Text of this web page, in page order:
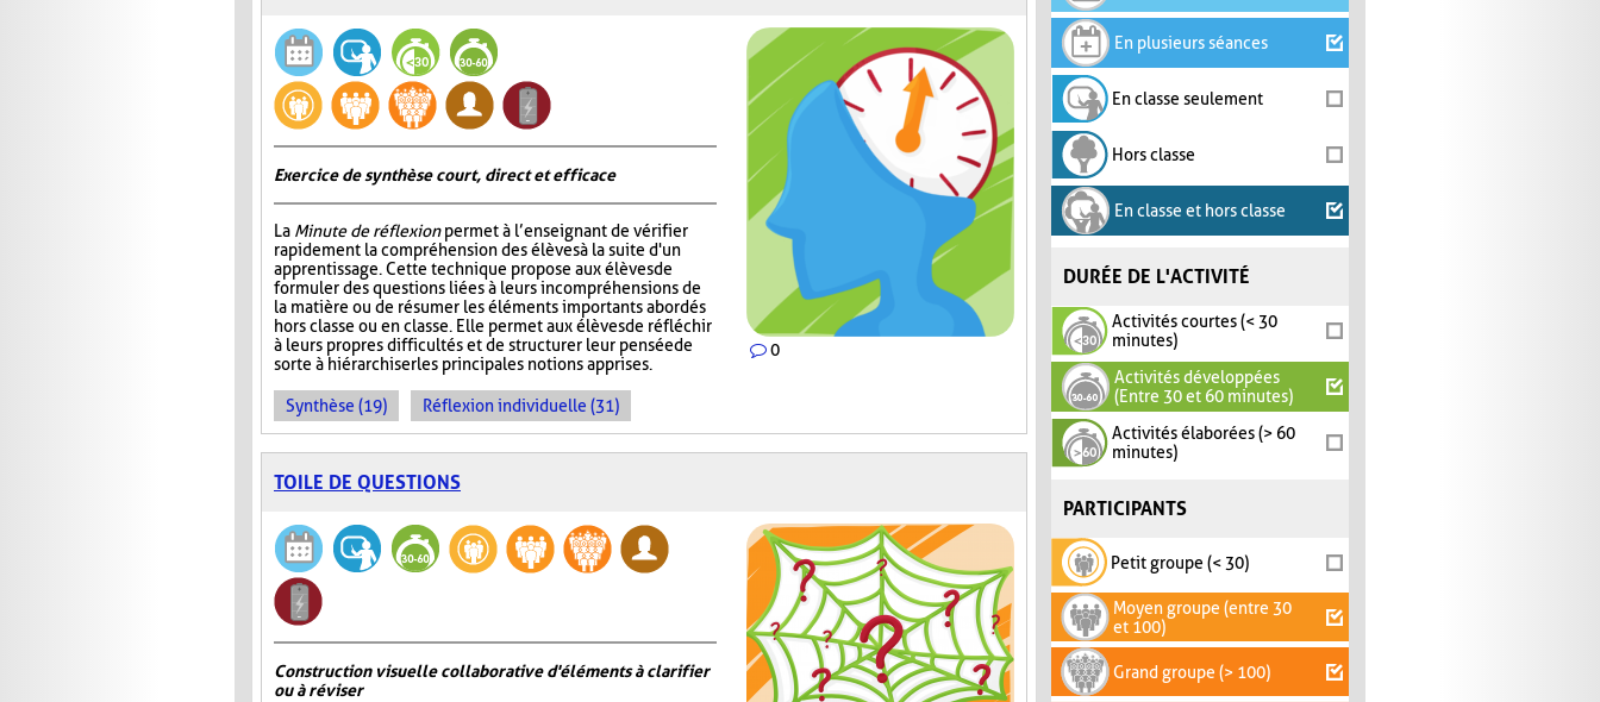
En plusieurs séances
En classe seulement
Hors classe
En classe et hors classe
DURÉE DE L'ACTIVITÉ
Activités courtes (< 30
minutes)
Activités développées
(Entre 30 et 60 minutes)
Activités élaborées (> 60
minutes)
PARTICIPANTS
Petit groupe (< 30)
Moyen groupe (entre 30
et 100)
Grand groupe (> 100)
0
Exercice de synthèse court, direct et efficace
La Minute de réflexionpermet à l’enseignant de vérifier
rapidement la compréhension des élèves à la suite d'un
apprentissage. Cette technique propose aux élèves de
formuler des questions liées à leurs incompréhensions de
la matière ou de résumer les éléments importants abordés
hors classe ou en classe. Elle permet aux élèves de réfléchir
à leurs propres difficultés et de structurer leur pensée de
sorte à hiérarchiser les principales notions apprises.
Synthèse (19) Réflexion individuelle (31)
TOILE DE QUESTIONS
Construction visuelle collaborative d'éléments à clarifier
ou à réviser